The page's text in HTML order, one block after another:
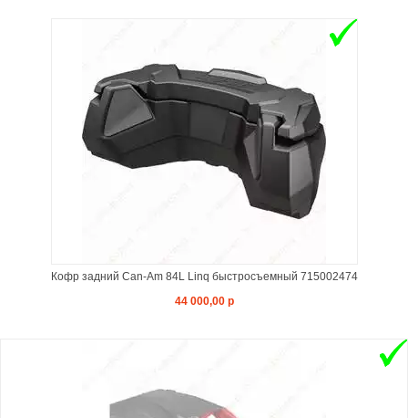
Кофр задний Can-Am 84L Linq быстросъемный 715002474
44 000,00 р